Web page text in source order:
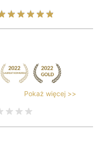
Pokaż więcej >>